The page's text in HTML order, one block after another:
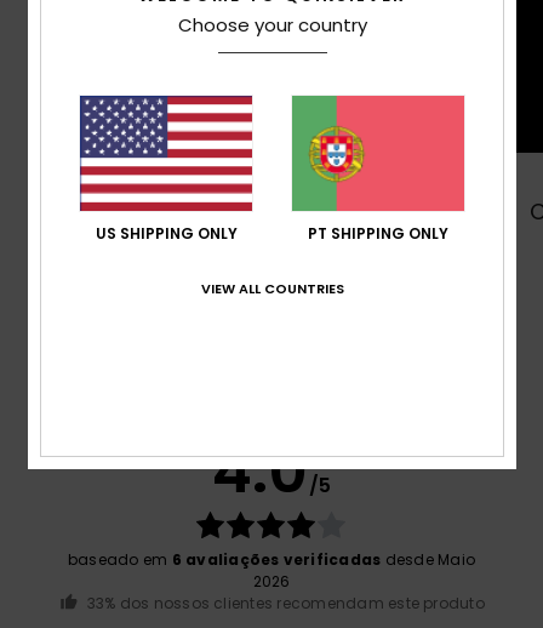
Comprar
4.0/5
baseado em 6 avaliações verificadas desde Maio
2026
33% dos nossos clientes recomendam este produto
Choose your country
US SHIPPING ONLY PT SHIPPING ONLY
VIEW ALL COUNTRIES